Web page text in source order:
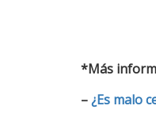
*Más
–¿Es malo